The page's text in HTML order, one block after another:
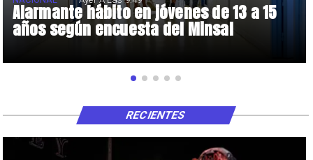
Alarmante hábito en jóvenes de 13 a 15
años según encuesta del Minsal
RECIENTES